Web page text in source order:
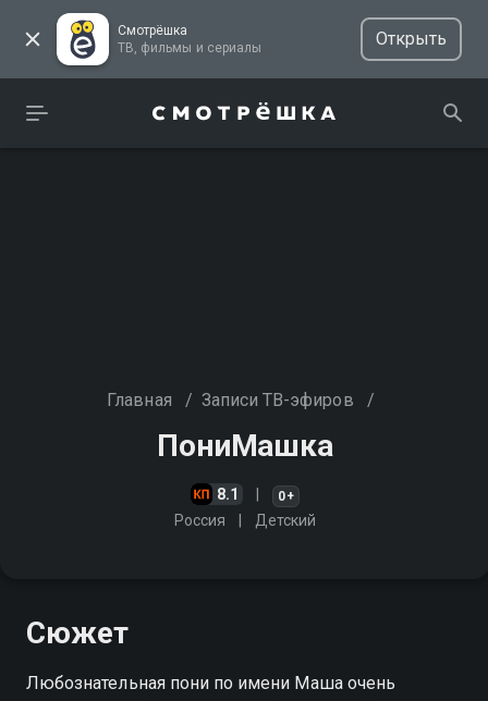
Смотрёшка
ТВ, фильмы и сериалы
Открыть
Главная / Записи ТВ-эфиров /
ПониМашка
8.1 0+
Россия Детский
Сюжет
Любознательная пони по имени Маша очень